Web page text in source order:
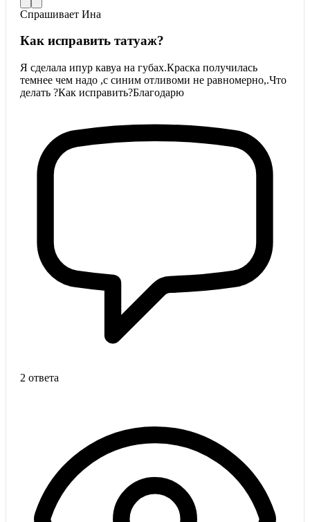
Спрашивает Ина
Как исправить татуаж?
Я сделала ипур кавуа на губах.Краска получилась
темнее чем надо ,с синим отливоми не равномерно,.Что
делать ?Как исправить?Благодарю
2 ответа